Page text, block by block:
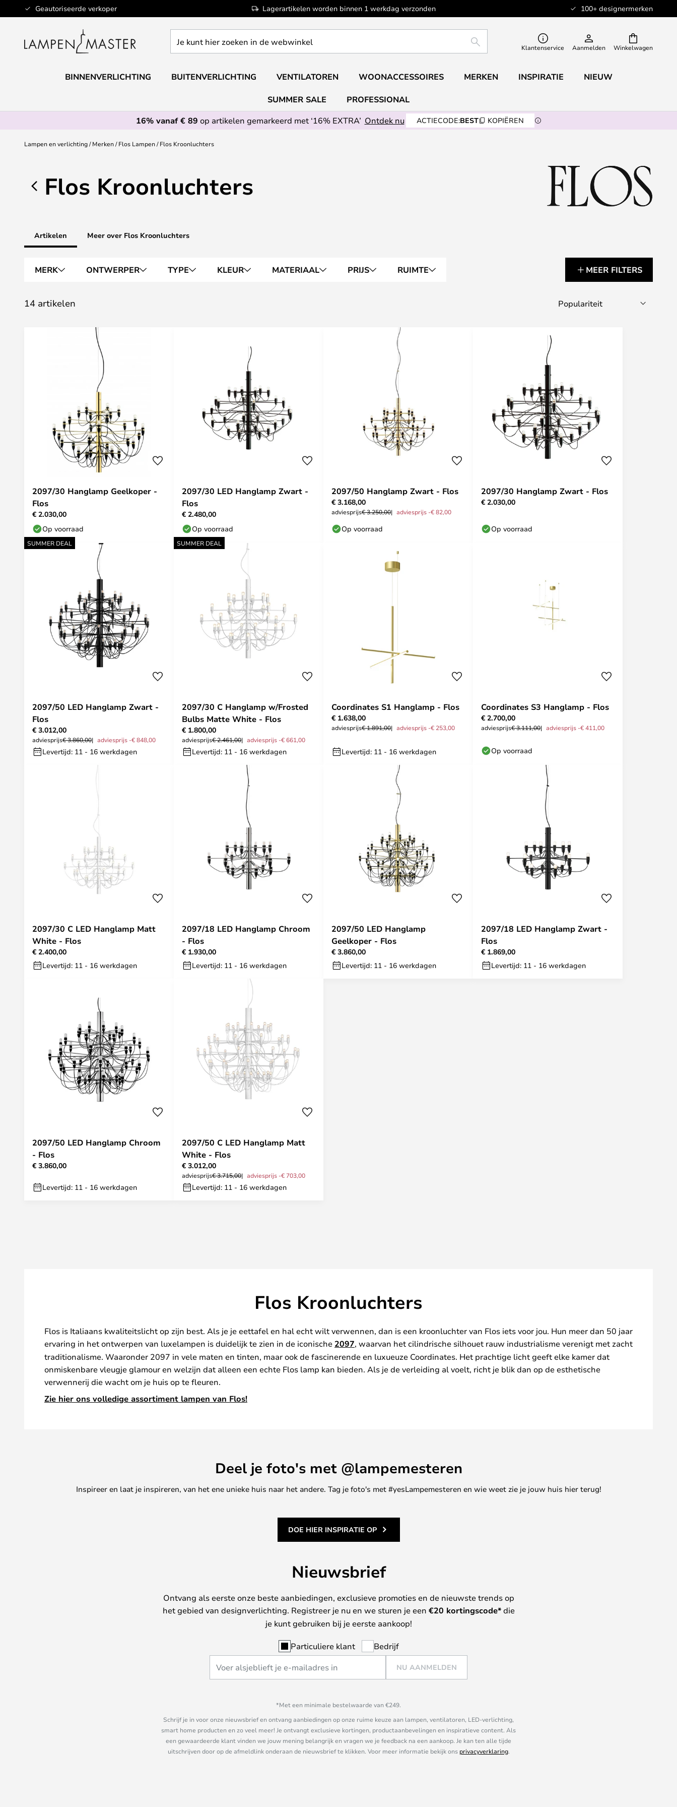
Geautoriseerde verkoper Lagerartikelen worden binnen 1 werkdag verzonden 100+ designermerken
Ga
naar
inhoud
Winkelwagen
kunt
zoeken
webwinkel
ZOEKEN Klantenservice Aanmelden
BINNENVERLICHTING BUITENVERLICHTING VENTILATOREN WOONACCESSOIRES MERKEN INSPIRATIE NIEUW
SUMMER SALE
PROFESSIONAL
16% vanaf € 89 op artikelen gemarkeerd met ‘16% EXTRA’ Ontdek nu ACTIECODE:BEST KOPIËREN
Lampen en verlichting Merken Flos Lampen Flos Kroonluchters
Flos Kroonluchters
Artikelen Meer over Flos Kroonluchters
MERK ONTWERPER TYPE KLEUR MATERIAAL PRIJS RUIMTE MEER FILTERS
14 artikelen
2097/30 Hanglamp Geelkoper -
Flos
€ 2.030,00
Op voorraad
2097/30 LED Hanglamp Zwart -
Flos
€ 2.480,00
Op voorraad
2097/50 Hanglamp Zwart - Flos
€ 3.168,00
adviesprijs€ 3.250,00 adviesprijs -€ 82,00
Op voorraad
2097/30 Hanglamp Zwart - Flos
€ 2.030,00
Op voorraad
SUMMER DEAL
2097/50 LED Hanglamp Zwart -
Flos
€ 3.012,00
adviesprijs€ 3.860,00 adviesprijs -€ 848,00
Levertijd: 11 - 16 werkdagen
SUMMER DEAL
2097/30 C Hanglamp w/Frosted
Bulbs Matte White - Flos
€ 1.800,00
adviesprijs€ 2.461,00 adviesprijs -€ 661,00
Levertijd: 11 - 16 werkdagen
Coordinates S1 Hanglamp - Flos
€ 1.638,00
adviesprijs€ 1.891,00 adviesprijs -€ 253,00
Levertijd: 11 - 16 werkdagen
Coordinates S3 Hanglamp - Flos
€ 2.700,00
adviesprijs€ 3.111,00 adviesprijs -€ 411,00
Op voorraad
2097/30 C LED Hanglamp Matt
White - Flos
€ 2.400,00
Levertijd: 11 - 16 werkdagen
2097/18 LED Hanglamp Chroom
- Flos
€ 1.930,00
Levertijd: 11 - 16 werkdagen
2097/50 LED Hanglamp
Geelkoper - Flos
€ 3.860,00
Levertijd: 11 - 16 werkdagen
2097/18 LED Hanglamp Zwart -
Flos
€ 1.869,00
Levertijd: 11 - 16 werkdagen
2097/50 LED Hanglamp Chroom
- Flos
€ 3.860,00
Levertijd: 11 - 16 werkdagen
2097/50 C LED Hanglamp Matt
White - Flos
€ 3.012,00
adviesprijs€ 3.715,00 adviesprijs -€ 703,00
Levertijd: 11 - 16 werkdagen
Flos Kroonluchters
Flos is Italiaans kwaliteitslicht op zijn best. Als je je eettafel en hal echt wilt verwennen, dan is een kroonluchter van Flos iets voor jou. Hun meer dan 50 jaar
ervaring in het ontwerpen van luxelampen is duidelijk te zien in de iconische 2097, waarvan het cilindrische silhouet rauw industrialisme verenigt met zacht
traditionalisme. Waaronder 2097 in vele maten en tinten, maar ook de fascinerende en luxueuze Coordinates. Het prachtige licht geeft elke kamer dat
onmiskenbare vleugje glamour en welzijn dat alleen een echte Flos lamp kan bieden. Als je de verleiding al voelt, richt je blik dan op de esthetische
verwennerij die wacht om je huis op te fleuren.
Zie hier ons volledige assortiment lampen van Flos!
Deel je foto's met @lampemesteren
Inspireer en laat je inspireren, van het ene unieke huis naar het andere. Tag je foto's met #yesLampemesteren en wie weet zie je jouw huis hier terug!
DOE HIER INSPIRATIE OP
Nieuwsbrief
Ontvang als eerste onze beste aanbiedingen, exclusieve promoties en de nieuwste trends op
het gebied van designverlichting. Registreer je nu en we sturen je een €20 kortingscode*die
je kunt gebruiken bij je eerste aankoop!
Particuliere klant Bedrijf
NU AANMELDEN
*Met een minimale bestelwaarde van €249.
Schrijf je in voor onze nieuwsbrief en ontvang aanbiedingen op onze ruime keuze aan lampen, ventilatoren, LED-verlichting,
smart home producten en zo veel meer! Je ontvangt exclusieve kortingen, productaanbevelingen en inspiratieve content. Als
een gewaardeerde klant vinden we jouw mening belangrijk en vragen we je feedback na een aankoop. Je kan ten alle tijde
uitschrijven door op de afmeldlink onderaan de nieuwsbrief te klikken. Voor meer informatie bekijk ons privacyverklaring.